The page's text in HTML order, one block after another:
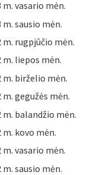
m. vasario mėn.
m. sausio mėn.
m. rugpjūčio mėn.
m. liepos mėn.
m. birželio mėn.
m. gegužės mėn.
m. balandžio mėn.
m. kovo mėn.
m. vasario mėn.
m. sausio mėn.